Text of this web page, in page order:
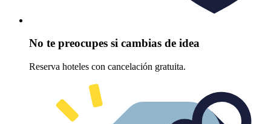
No te preocupes si cambias de idea
Reserva hoteles con cancelación gratuita.